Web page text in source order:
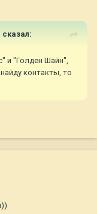
сказал:
и "Голден Шайн",
контакты, то